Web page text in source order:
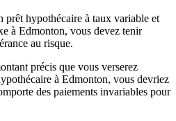
hypothécaire à taux variable et
à Edmonton, vous devez tenir
au risque.
précis que vous verserez
à Edmonton, vous devriez
des paiements invariables pour